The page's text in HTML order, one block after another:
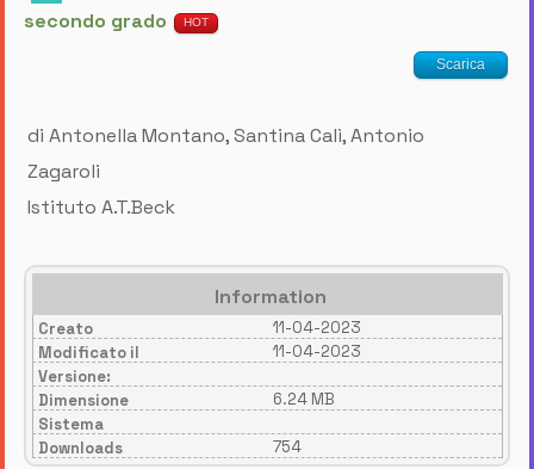
secondo grado
HOT
Scarica
di Antonella Montano, Santina Calì, Antonio
Zagaroli
Istituto A.T.Beck
Information
Creato
11-04-2023
Modificato il
11-04-2023
Versione:
Dimensione
6.24 MB
Sistema
Downloads
754